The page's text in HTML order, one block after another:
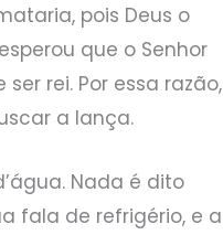
pois Deus o
que o Senhor
rei. Por essa razão,
a lança.
Nada é dito
fala de refrigério, e a